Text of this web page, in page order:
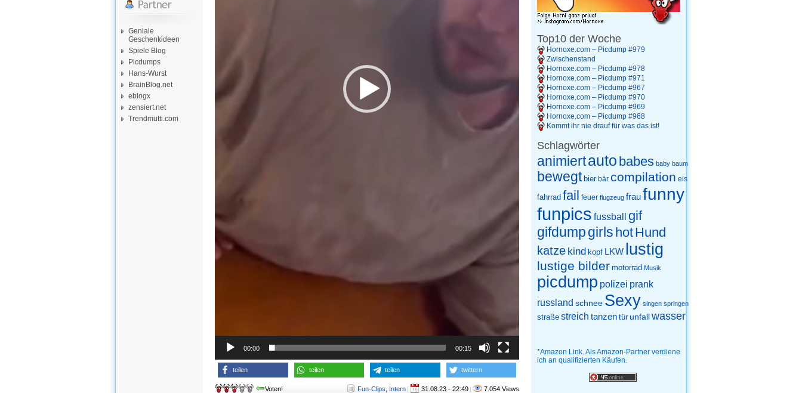
Geniale
Geschenkideen
Spiele Blog
Picdumps
Hans-Wurst
BrainBlog.net
eblogx
zensiert.net
Trendmutti.com
00:00 00:15
teilen teilen teilen twittern
Voten! Fun-Clips Intern | 31.08.23 - 22:49 | 7.054 Views
Top10 der Woche
Hornoxe.com – Picdump #979
Zwischenstand
Hornoxe.com – Picdump #978
Hornoxe.com – Picdump #971
Hornoxe.com – Picdump #967
Hornoxe.com – Picdump #970
Hornoxe.com – Picdump #969
Hornoxe.com – Picdump #968
Kommt ihr nie drauf für was das ist!
Schlagwörter
animiertauto babes baby baum
bewegt bier bär compilation eis
fahrrad fail feuer flugzeug fraufunny
funpics fussball gif
gifdump girls hotHund
katze kind kopf LKW lustig
lustige bilder motorrad Musik
picdump polizei prank
russland schnee Sexy singen springen
straße streich tanzen tür unfallwasser
*Amazon Link. Als Amazon-Partner verdiene
ich an qualifizierten Käufen.